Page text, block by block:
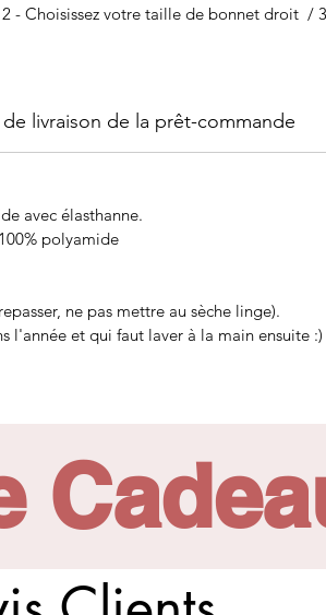
- Choisissez votre taille de bonnet droit /
ou séparateur en ferraille
grâce à son élastique de tour de taille, doux,
12cm plus grand 19cm)
(la largeur varie aussi selon les tailles :
de livraison de la prêt-commande
avec élasthanne.
polyamide
ne pas mettre au sèche linge).
l'année et qui faut laver à la main ensuite :)